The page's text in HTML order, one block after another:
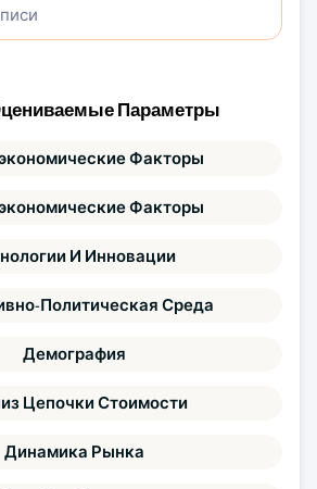
Параметры
Факторы
Факторы
И Инновации
Политическая Среда
Демография
Цепочки Стоимости
Динамика Рынка